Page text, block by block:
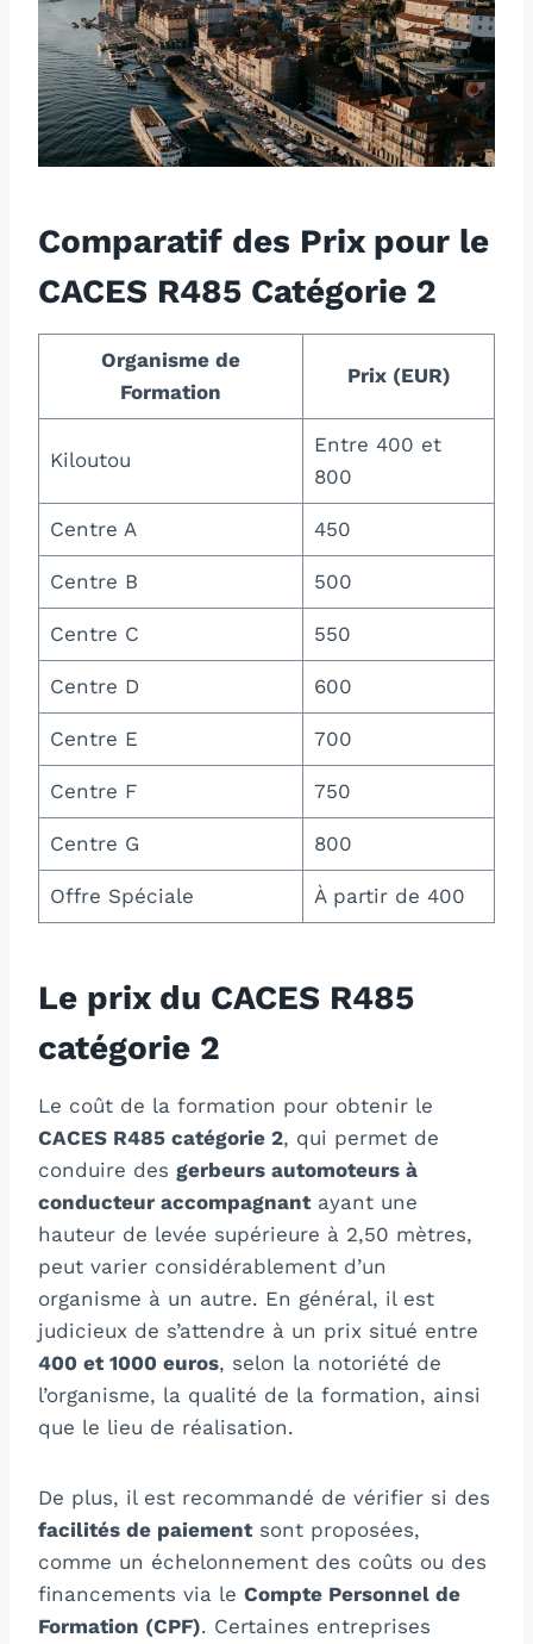
Comparatif des Prix pour le
CACES R485 Catégorie 2
Organisme de
Formation
Prix (EUR)
Kiloutou
Entre 400 et
800
Centre A 450
Centre B 500
Centre C 550
Centre D 600
Centre E 700
Centre F 750
Centre G 800
Offre Spéciale À partir de 400
Le prix du CACES R485
catégorie 2
Le coût de la formation pour obtenir le
CACES R485 catégorie 2, qui permet de
conduire des gerbeurs automoteurs à
conducteur accompagnantayant une
hauteur de levée supérieure à 2,50 mètres,
peut varier considérablement d’un
organisme à un autre. En général, il est
judicieux de s’attendre à un prix situé entre
400 et 1000 euros, selon la notoriété de
l’organisme, la qualité de la formation, ainsi
que le lieu de réalisation.
De plus, il est recommandé de vérifier si des
facilités de paiementsont proposées,
comme un échelonnement des coûts ou des
financements via le Compte Personnel de
Formation (CPF). Certaines entreprises